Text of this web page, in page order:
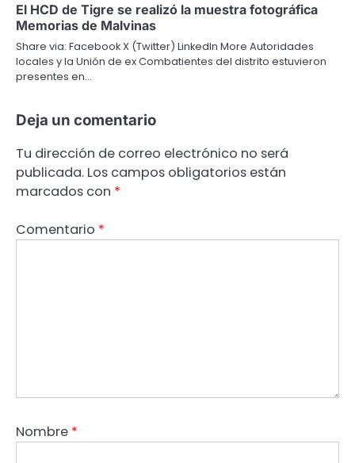
El HCD de Tigre se realizó la muestra fotográfica
Memorias de Malvinas
Share via: Facebook X (Twitter) LinkedIn More Autoridades
locales y la Unión de ex Combatientes del distrito estuvieron
presentes en…
Deja un comentario
Tu dirección de correo electrónico no será
publicada. Los campos obligatorios están
marcados con *
Comentario *
Nombre *